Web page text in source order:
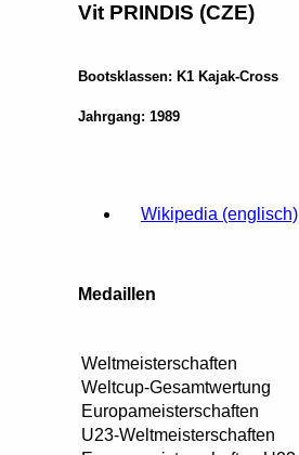
Vit PRINDIS (CZE)
Bootsklassen: K1 Kajak-Cross
Jahrgang: 1989
Wikipedia (englisch)
Medaillen
Weltmeisterschaften
Weltcup-Gesamtwertung
Europameisterschaften
U23-Weltmeisterschaften